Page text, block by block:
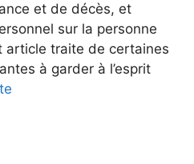
et de décès, et
sur la personne
article traite de certaines
à garder à l’esprit